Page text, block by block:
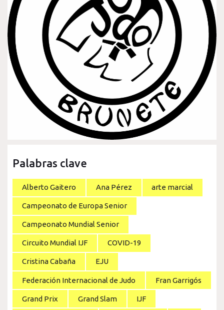
Palabras clave
Alberto Gaitero Ana Pérez arte marcial
Campeonato de Europa Senior
Campeonato Mundial Senior
Circuito Mundial IJF COVID-19
Cristina Cabaña EJU
Federación Internacional de Judo Fran Garrigós
Grand Prix Grand Slam IJF